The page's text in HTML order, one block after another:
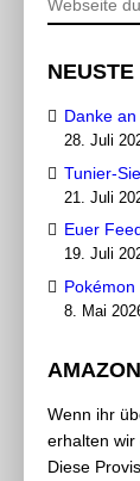
Danke an
28. Juli
Tunier-
21. Juli
Euer
19. Juli
8. Mai
Wenn ihr
erhalten wir
Diese